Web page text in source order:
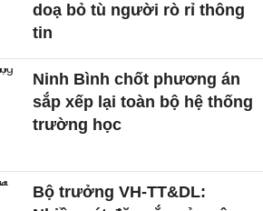
doạ bỏ tù người rò rỉ thông
tin
Ninh Bình chốt phương án
sắp xếp lại toàn bộ hệ thống
trường học
Bộ trưởng VH-TT&DL: